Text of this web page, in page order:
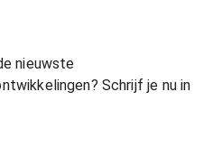
nieuwste
Schrijf je nu in